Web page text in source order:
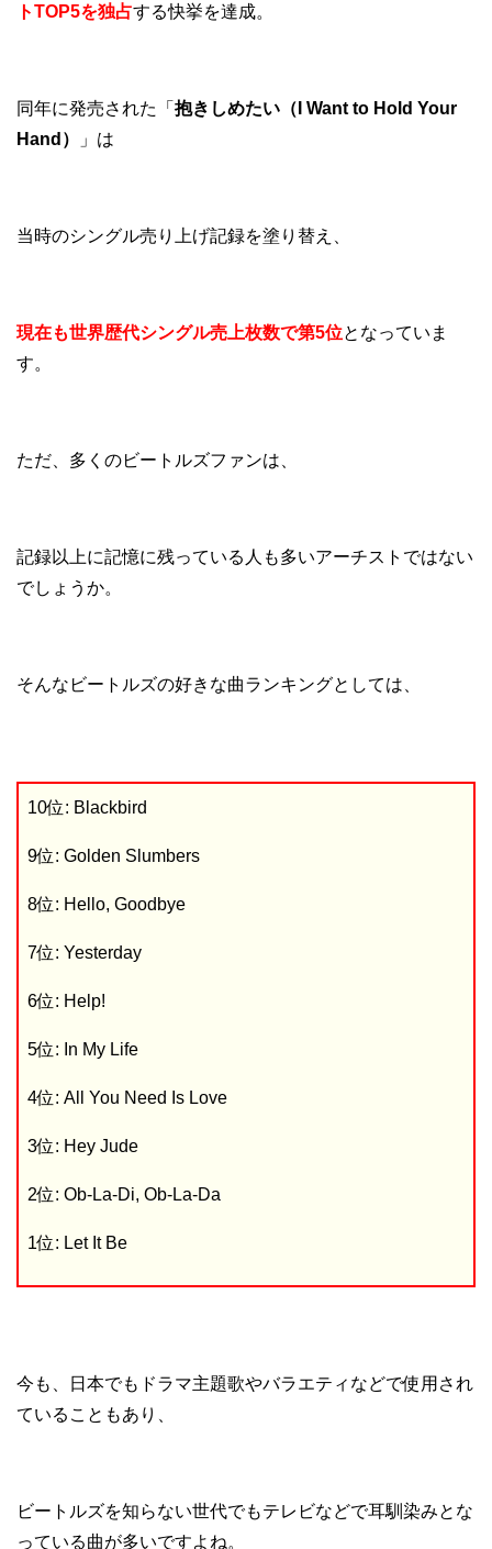
トTOP5を独占する快挙を達成。
同年に発売された「 抱きしめたい（I Want to Hold Your
Hand）
」は
当時のシングル売り上げ記録を塗り替え、
現在も世界歴代シングル売上枚数で第5位となっていま
す。
ただ、多くのビートルズファンは、
記録以上に記憶に残っている人も多いアーチストではない
でしょうか。
そんなビートルズの好きな曲ランキングとしては、
10位: Blackbird
9位: Golden Slumbers
8位: Hello, Goodbye
7位: Yesterday
6位: Help!
5位: In My Life
4位: All You Need Is Love
3位: Hey Jude
2位: Ob-La-Di, Ob-La-Da
1位: Let It Be
今も、日本でもドラマ主題歌やバラエティなどで使用され
ていることもあり、
ビートルズを知らない世代でもテレビなどで耳馴染みとな
っている曲が多いですよね。